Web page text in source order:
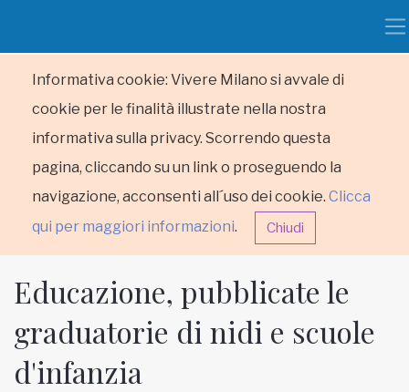
Informativa cookie: Vivere Milano si avvale di
cookie per le finalità illustrate nella nostra
informativa sulla privacy. Scorrendo questa
pagina, cliccando su un link o proseguendo la
navigazione, acconsenti all´uso dei cookie. Clicca
qui per maggiori informazioni. Chiudi
HOME
Educazione, pubblicate le
graduatorie di nidi e scuole
d'infanzia